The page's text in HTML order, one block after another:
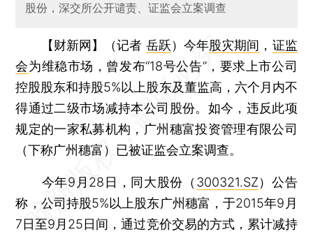
股份，深交所公开谴责、证监会立案调查
【财新网】（记者 岳跃） 今年股灾期间 ， 证监
会为维稳市场，曾发布“18号公告”，要求上市公司
控股股东和持股5%以上股东及董监高，六个月内不
得通过二级市场减持本公司股份。如今，违反此项
规定的一家私募机构，广州穗富投资管理有限公司
（下称广州穗富）已被证监会立案调查。
今年9月28日，同大股份（ 300321.SZ）公告
称，公司持股5%以上股东广州穗富，于2015年9月
7日至9月25日间，通过竞价交易的方式，累计减持